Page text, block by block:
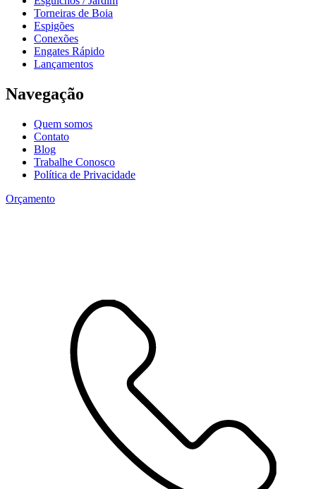
Torneiras de Boia
Espigões
Conexões
Engates Rápido
Lançamentos
Navegação
Quem somos
Contato
Blog
Trabalhe Conosco
Política de Privacidade
Orçamento